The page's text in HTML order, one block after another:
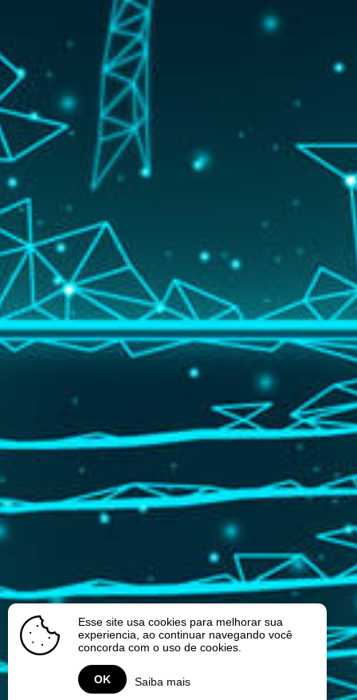
Esse site usa cookies para melhorar sua
experiencia, ao continuar navegando você
concorda com o uso de cookies.
OK Saiba mais